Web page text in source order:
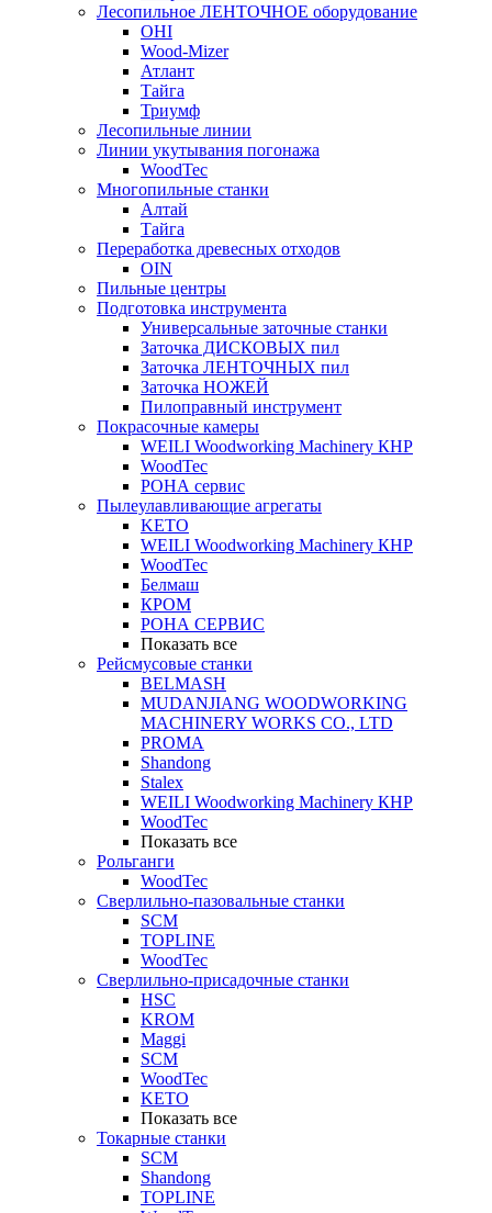
Лесопильное ЛЕНТОЧНОЕ оборудование
OHI
Wood-Mizer
Атлант
Тайга
Триумф
Лесопильные линии
Линии укутывания погонажа
WoodTec
Многопильные станки
Алтай
Тайга
Переработка древесных отходов
OIN
Пильные центры
Подготовка инструмента
Универсальные заточные станки
Заточка ДИСКОВЫХ пил
Заточка ЛЕНТОЧНЫХ пил
Заточка НОЖЕЙ
Пилоправный инструмент
Покрасочные камеры
WEILI Woodworking Machinery КНР
WoodTec
РОНА сервис
Пылеулавливающие агрегаты
KETO
WEILI Woodworking Machinery КНР
WoodTec
Белмаш
КРОМ
РОНА СЕРВИС
Показать все
Рейсмусовые станки
BELMASH
MUDANJIANG WOODWORKING
MACHINERY WORKS CO., LTD
PROMA
Shandong
Stalex
WEILI Woodworking Machinery КНР
WoodTec
Показать все
Рольганги
WoodTec
Сверлильно-пазовальные станки
SCM
TOPLINE
WoodTec
Сверлильно-присадочные станки
HSC
KROM
Maggi
SCM
WoodTec
KETO
Показать все
Токарные станки
SCM
Shandong
TOPLINE